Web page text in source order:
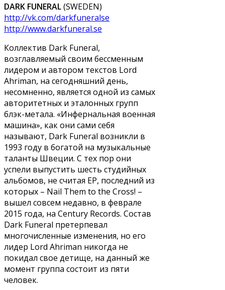
DARK FUNERAL(SWEDEN)
http://vk.com/darkfuneralse
http://www.darkfuneral.se
Коллектив Dark Funeral,
возглавляемый своим бессменным
лидером и автором текстов Lord
Ahriman, на сегодняшний день,
несомненно, является одной из самых
авторитетных и эталонных групп
блэк-метала. «Инфернальная военная
машина», как они сами себя
называют, Dark Funeral возникли в
1993 году в богатой на музыкальные
таланты Швеции. С тех пор они
успели выпустить шесть студийных
альбомов, не считая EP, последний из
которых – Nail Them to the Cross! –
вышел совсем недавно, в феврале
2015 года, на Century Records. Состав
Dark Funeral претерпевал
многочисленные изменения, но его
лидер Lord Ahriman никогда не
покидал свое детище, на данный же
момент группа состоит из пяти
человек.